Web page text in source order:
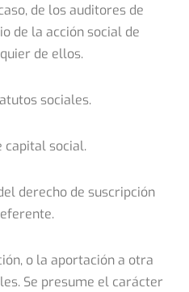
de los auditores de
de la acción social de
de ellos.
sociales.
capital social.
derecho de suscripción
o la aportación a otra
Se presume el carácter